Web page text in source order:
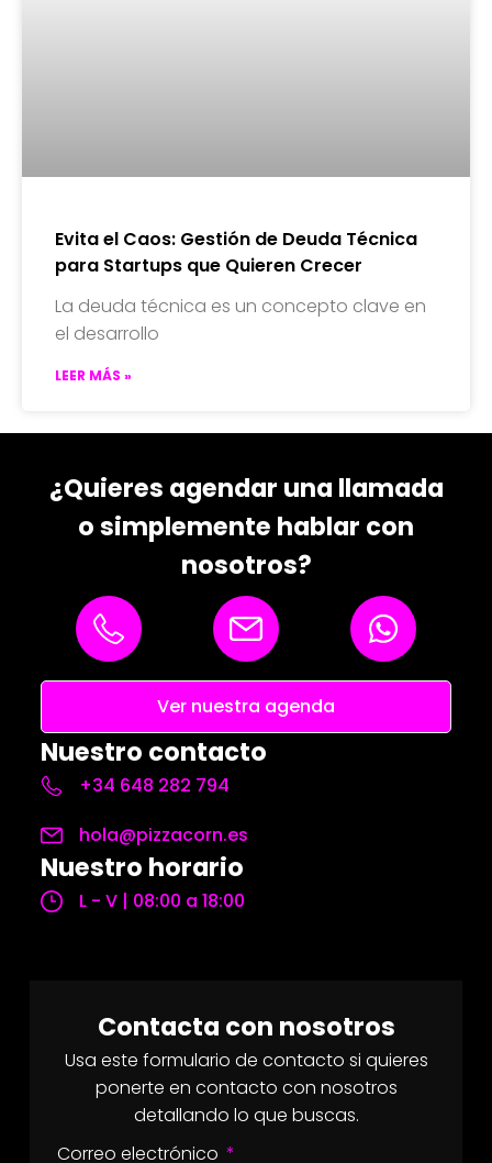
Evita el Caos: Gestión de Deuda Técnica
para Startups que Quieren Crecer
La deuda técnica es un concepto clave en
el desarrollo
LEER MÁS »
¿Quieres agendar una llamada
o simplemente hablar con
nosotros?
Ver nuestra agenda
Nuestro contacto
+34 648 282 794
hola@pizzacorn.es
Nuestro horario
L - V | 08:00 a 18:00
Contacta con nosotros
Usa este formulario de contacto si quieres
ponerte en contacto con nosotros
detallando lo que buscas.
Correo electrónico